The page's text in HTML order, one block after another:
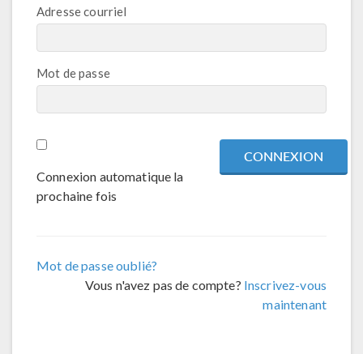
Adresse courriel
Mot de passe
Connexion automatique la
prochaine fois
Mot de passe oublié?
Vous n'avez pas de compte? Inscrivez-vous
maintenant